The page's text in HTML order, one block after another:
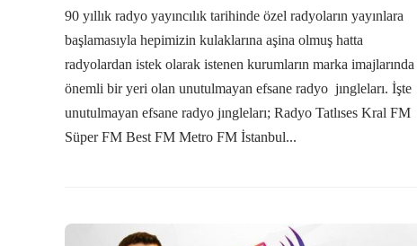
90 yıllık radyo yayıncılık tarihinde özel radyoların yayınlara
başlamasıyla hepimizin kulaklarına aşina olmuş hatta
radyolardan istek olarak istenen kurumların marka imajlarında
önemli bir yeri olan unutulmayan efsane radyo jıngleları. İşte
unutulmayan efsane radyo jıngleları; Radyo Tatlıses Kral FM
Süper FM Best FM Metro FM İstanbul...